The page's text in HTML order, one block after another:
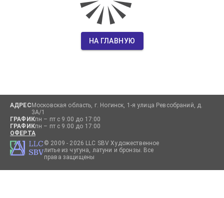
НА ГЛАВНУЮ
© 2009 - 2026 LLC SBV Художественное
литье из чугуна, латуни и бронзы. Все
права защищены
АДРЕС Московская область, г. Ногинск, 1-я улица Ревсобраний, д.
3А/1
ГРАФИКпн – пт с 9:00 до 17:00
ГРАФИКпн – пт с 9:00 до 17:00
ОФЕРТА